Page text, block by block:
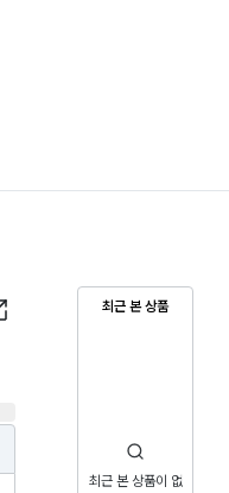
최근 본 상품
최근 본 상품이 없